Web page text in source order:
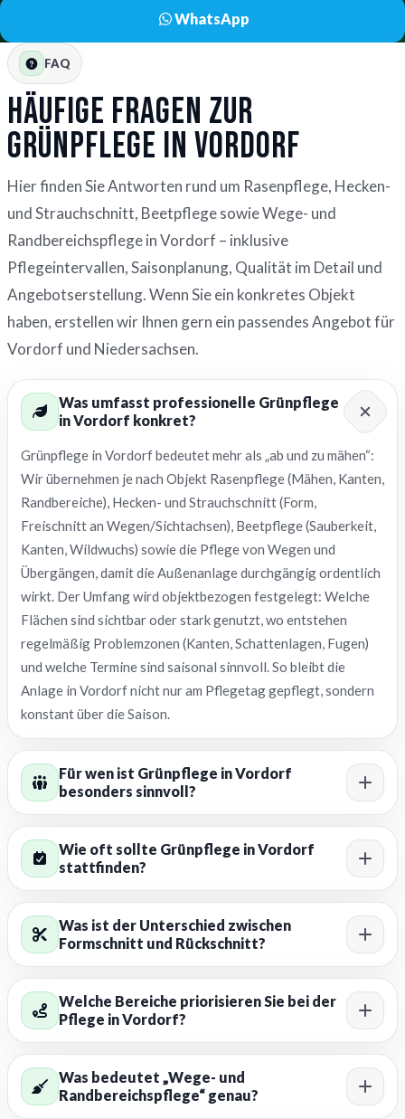
WhatsApp
FAQ
Häufige Fragen zur
Grünpflege in Vordorf
Hier finden Sie Antworten rund um Rasenpflege, Hecken-
und Strauchschnitt, Beetpflege sowie Wege- und
Randbereichspflege in Vordorf – inklusive
Pflegeintervallen, Saisonplanung, Qualität im Detail und
Angebotserstellung. Wenn Sie ein konkretes Objekt
haben, erstellen wir Ihnen gern ein passendes Angebot für
Vordorf und Niedersachsen.
Was umfasst professionelle Grünpflege
in Vordorf konkret?
Grünpflege in Vordorf bedeutet mehr als „ab und zu mähen“:
Wir übernehmen je nach Objekt Rasenpflege (Mähen, Kanten,
Randbereiche), Hecken- und Strauchschnitt (Form,
Freischnitt an Wegen/Sichtachsen), Beetpflege (Sauberkeit,
Kanten, Wildwuchs) sowie die Pflege von Wegen und
Übergängen, damit die Außenanlage durchgängig ordentlich
wirkt. Der Umfang wird objektbezogen festgelegt: Welche
Flächen sind sichtbar oder stark genutzt, wo entstehen
regelmäßig Problemzonen (Kanten, Schattenlagen, Fugen)
und welche Termine sind saisonal sinnvoll. So bleibt die
Anlage in Vordorf nicht nur am Pflegetag gepflegt, sondern
konstant über die Saison.
Für wen ist Grünpflege in Vordorf
besonders sinnvoll?
Wie oft sollte Grünpflege in Vordorf
stattfinden?
Was ist der Unterschied zwischen
Formschnitt und Rückschnitt?
Welche Bereiche priorisieren Sie bei der
Pflege in Vordorf?
Was bedeutet „Wege- und
Randbereichspflege“ genau?